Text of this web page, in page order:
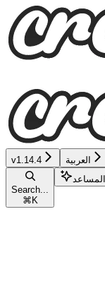
v1.14.4 العربية
Search...
⌘ K